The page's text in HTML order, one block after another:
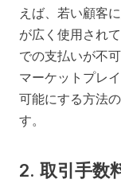
えば、若い顧客
が広く使用され
での支払いが不
マーケットプレ
可能にする方法
す。
2. 取引手数